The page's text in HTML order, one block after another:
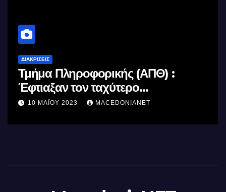
ΔΙΑΚΡΊΣΕΙΣ
Τμήμα Πληροφορικής (ΑΠΘ) :
Έφτιαξαν τον ταχύτερο
επεξεργαστή AI στον κόσμο με τη
10 ΜΑΪ́ΟΥ 2023 MACEDONIANET